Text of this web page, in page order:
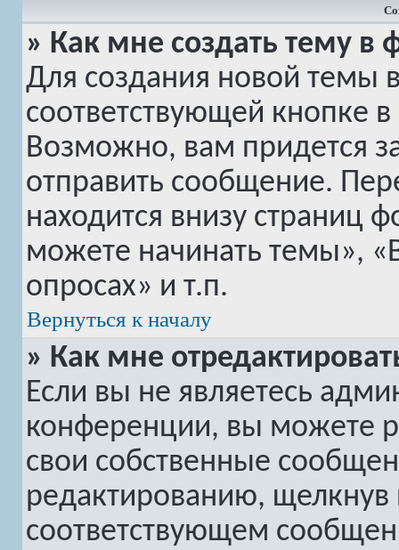
» Как мне создать тему в
Для создания новой темы
соответствующей кнопке
Возможно, вам придется
отправить сообщение.
находится внизу
можете начинать темы»,
опросах» и т.п.
Вернуться к началу
» Как мне
Если вы не являетесь
конференции, вы можете
свои собственные
редактированию,
соответствующем